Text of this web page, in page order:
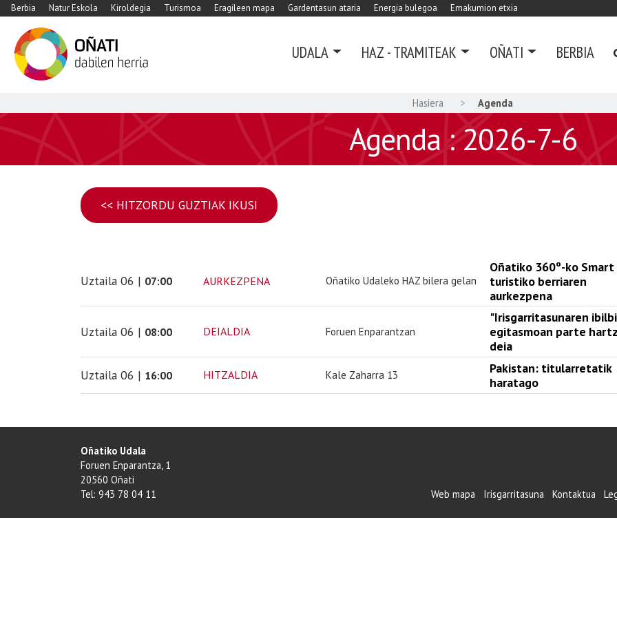
Berbia Natur Eskola Kiroldegia Turismoa Eragileen mapa Gardentasun ataria Energia bulegoa Emakumion etxia
UDALA HAZ - TRAMITEAK OÑATI BERBIA
Hasiera Agenda
Agenda : 2026-7-6
<< HITZORDU GUZTIAK IKUSI
Uztaila 06 | 07:00 AURKEZPENA Oñatiko Udaleko HAZ bilera gelan
Oñatiko 360º-ko Smart
turistiko berriaren
aurkezpena
Uztaila 06 | 08:00 DEIALDIA Foruen Enparantzan
"Irisgarritasunaren
egitasmoan parte
deia
Uztaila 06 | 16:00 HITZALDIA Kale Zaharra 13
Pakistan: titularretatik
haratago
Oñatiko Udala
Foruen Enparantza, 1
20560 Oñati
Tel: 943 78 04 11
Web mapa Irisgarritasuna Kontaktua